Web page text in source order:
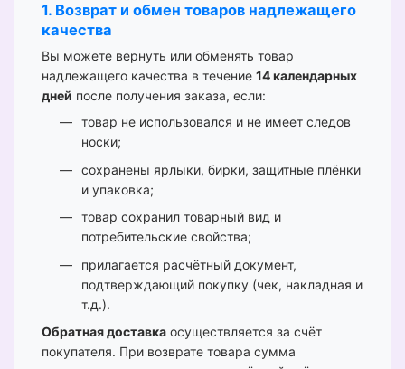
1. Возврат и обмен товаров надлежащего
качества
Вы можете вернуть или обменять товар
надлежащего качества в течение 14 календарных
дней после получения заказа, если:
товар не использовался и не имеет следов
носки;
сохранены ярлыки, бирки, защитные плёнки
и упаковка;
товар сохранил товарный вид и
потребительские свойства;
прилагается расчётный документ,
подтверждающий покупку (чек, накладная и
т.д.).
Обратная доставка осуществляется за счёт
покупателя. При возврате товара сумма